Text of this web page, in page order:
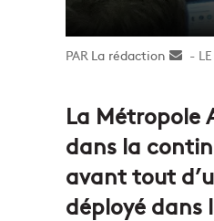
La rédaction
La Métropole
dans la
avant tout
déployé dans